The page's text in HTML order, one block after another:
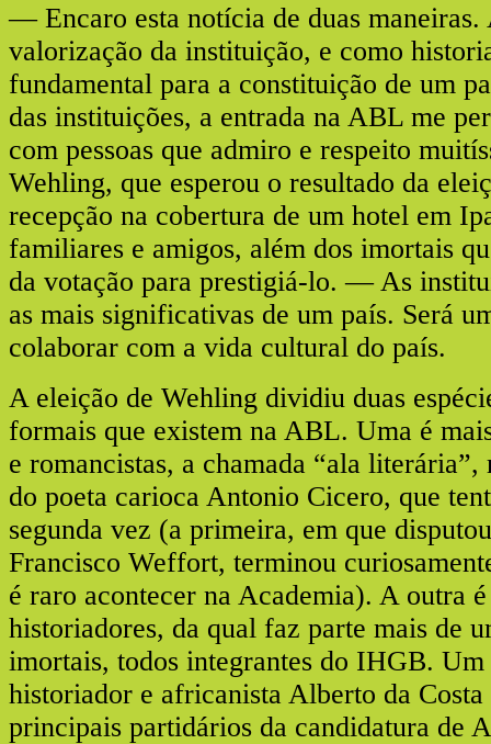
— Encaro esta notícia de duas maneiras.
valorização da instituição, e como
fundamental para a constituição de um
das instituições, a entrada na ABL me
com pessoas que admiro e respeito
Wehling, que esperou o resultado da
recepção na cobertura de um hotel em
familiares e amigos, além dos imortais
da votação para prestigiá-lo. — As
as mais significativas de um país. Será
colaborar com a vida cultural do país.
A eleição de Wehling dividiu duas
formais que existem na ABL. Uma é
e romancistas, a chamada “ala
do poeta carioca Antonio Cicero, que
segunda vez (a primeira, em que
Francisco Weffort, terminou
é raro acontecer na Academia). A outra
historiadores, da qual faz parte mais de
imortais, todos integrantes do IHGB. Um
historiador e africanista Alberto da
principais partidários da candidatura de